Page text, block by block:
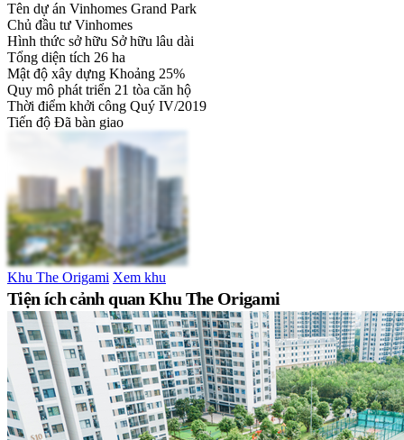
Tên dự án Vinhomes Grand Park
Chủ đầu tư Vinhomes
Hình thức sở hữu Sở hữu lâu dài
Tổng diện tích 26 ha
Mật độ xây dựng Khoảng 25%
Quy mô phát triển 21 tòa căn hộ
Thời điểm khởi công Quý IV/2019
Tiến độ Đã bàn giao
Khu The Origami Xem khu
Tiện ích cảnh quan Khu The Origami